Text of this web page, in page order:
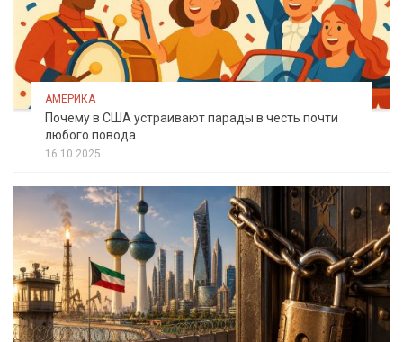
АМЕРИКА
Почему в США устраивают парады в честь почти
любого повода
16.10.2025